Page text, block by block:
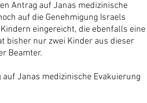
Antrag auf Janas medizinische
auf die Genehmigung Israels
eingereicht, die ebenfalls eine
bisher nur zwei Kinder aus dieser
Beamter.
Janas medizinische Evakuierung